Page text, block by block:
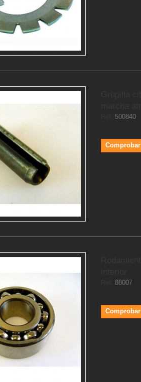
500840
Comprobar
88007
Comprobar